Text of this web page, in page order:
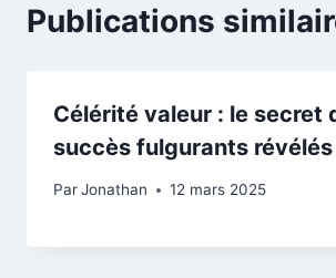
Publications
Célérité valeur : le secret
succès fulgurants révélés
ParJonathan 12 mars 2025